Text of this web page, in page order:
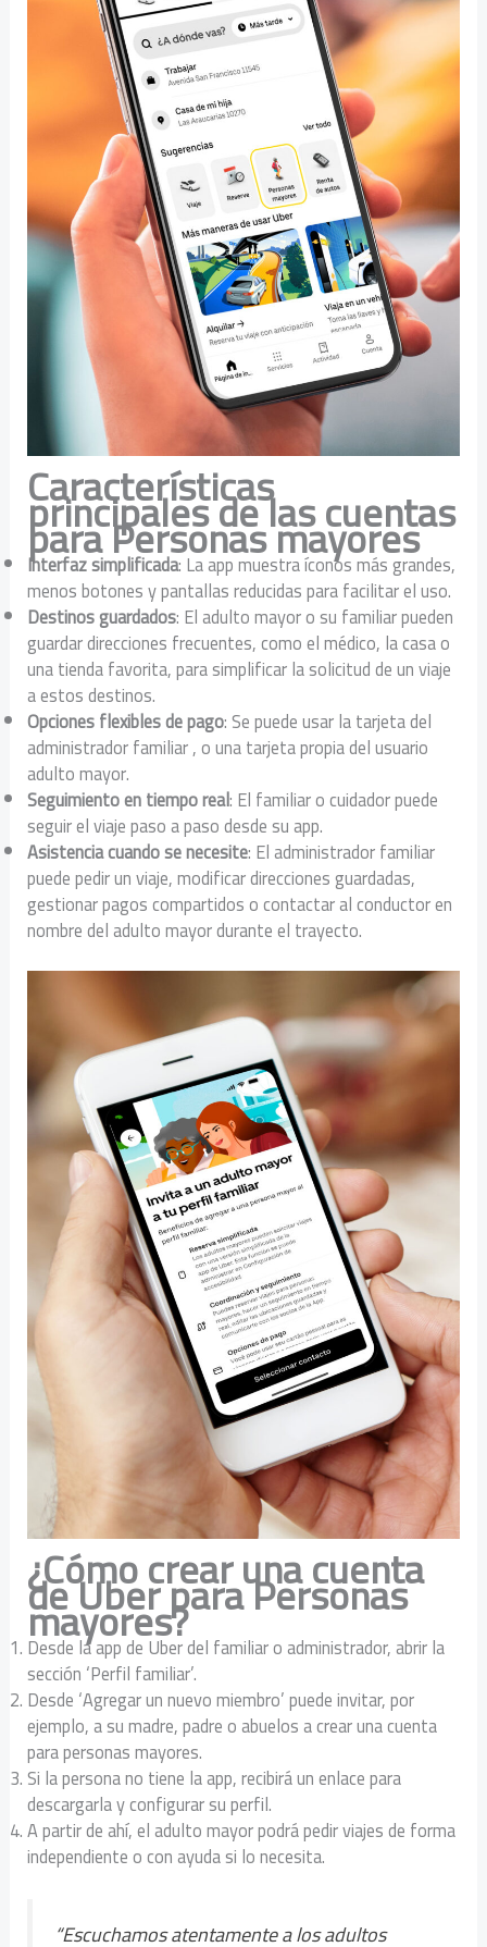
Características
principales de las cuentas
para Personas mayores
Interfaz simplificada: La app muestra íconos más grandes,
menos botones y pantallas reducidas para facilitar el uso.
Destinos guardados: El adulto mayor o su familiar pueden
guardar direcciones frecuentes, como el médico, la casa o
una tienda favorita, para simplificar la solicitud de un viaje
a estos destinos.
Opciones flexibles de pago: Se puede usar la tarjeta del
administrador familiar , o una tarjeta propia del usuario
adulto mayor.
Seguimiento en tiempo real: El familiar o cuidador puede
seguir el viaje paso a paso desde su app.
Asistencia cuando se necesite: El administrador familiar
puede pedir un viaje, modificar direcciones guardadas,
gestionar pagos compartidos o contactar al conductor en
nombre del adulto mayor durante el trayecto.
¿Cómo crear una cuenta
de Uber para Personas
mayores?
Desde la app de Uber del familiar o administrador, abrir la
sección ‘Perfil familiar’.
Desde ‘Agregar un nuevo miembro’ puede invitar, por
ejemplo, a su madre, padre o abuelos a crear una cuenta
para personas mayores.
Si la persona no tiene la app, recibirá un enlace para
descargarla y configurar su perfil.
A partir de ahí, el adulto mayor podrá pedir viajes de forma
independiente o con ayuda si lo necesita.
“Escuchamos atentamente a los adultos